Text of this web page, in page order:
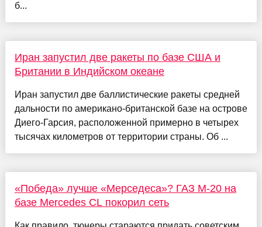
б...
Иран запустил две ракеты по базе США и
Британии в Индийском океане
Иран запустил две баллистические ракеты средней
дальности по американо-британской базе на острове
Диего-Гарсия, расположенной примерно в четырех
тысячах километров от территории страны. Об ...
«Победа» лучше «Мерседеса»? ГАЗ М-20 на
базе Mercedes CL покорил сеть